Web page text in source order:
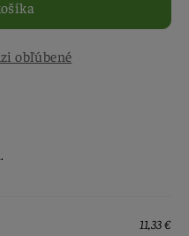
obľúbené
11,33 €